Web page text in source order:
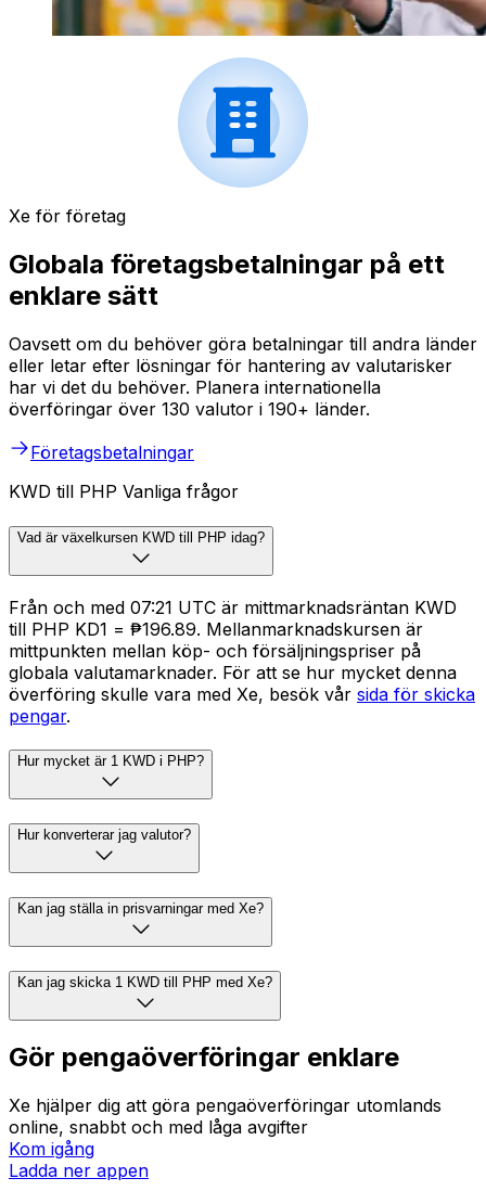
Xe för företag
Globala företagsbetalningar på ett
enklare sätt
Oavsett om du behöver göra betalningar till andra länder
eller letar efter lösningar för hantering av valutarisker
har vi det du behöver. Planera internationella
överföringar över 130 valutor i 190+ länder.
Företagsbetalningar
KWD till PHP Vanliga frågor
Vad är växelkursen KWD till PHP idag?
Från och med 07:21 UTC är mittmarknadsräntan KWD
till PHP KD1 = ₱196.89. Mellanmarknadskursen är
mittpunkten mellan köp- och försäljningspriser på
globala valutamarknader. För att se hur mycket denna
överföring skulle vara med Xe, besök vår sida för skicka
pengar.
Hur mycket är 1 KWD i PHP?
Hur konverterar jag valutor?
Kan jag ställa in prisvarningar med Xe?
Kan jag skicka 1 KWD till PHP med Xe?
Gör pengaöverföringar enklare
Xe hjälper dig att göra pengaöverföringar utomlands
online, snabbt och med låga avgifter
Kom igång
Ladda ner appen